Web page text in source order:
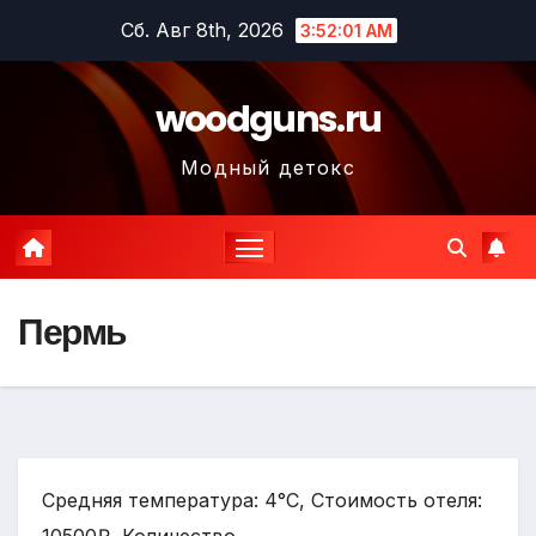
содержимому
Сб. Авг 8th, 2026 3:52:03 AM
woodguns.ru
Модный детокс
Пермь
Средняя температура: 4°C, Стоимость отеля: